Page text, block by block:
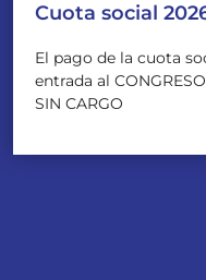
Cuota social
El pago de la cuota
entrada al
SIN CARGO